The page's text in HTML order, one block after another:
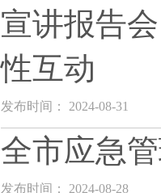
宣讲报告
性互动
发布时间： 2024-08-31
全市应急
发布时间： 2024-08-28